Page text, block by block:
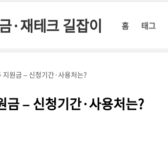
·재테크 길잡이 홈 태그
원금 – 신청기간·사용처는?
– 신청기간·사용처는?